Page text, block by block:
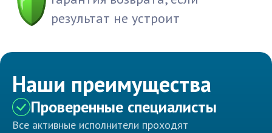
результат не устроит
Наши преимущества
Проверенные специалисты
Все активные исполнители проходят